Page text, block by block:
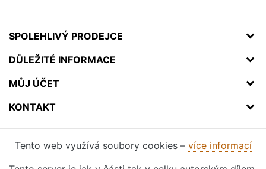
SPOLEHLIVÝ PRODEJCE
DŮLEŽITÉ INFORMACE
MŮJ ÚČET
KONTAKT
Tento web využívá soubory cookies – více informací